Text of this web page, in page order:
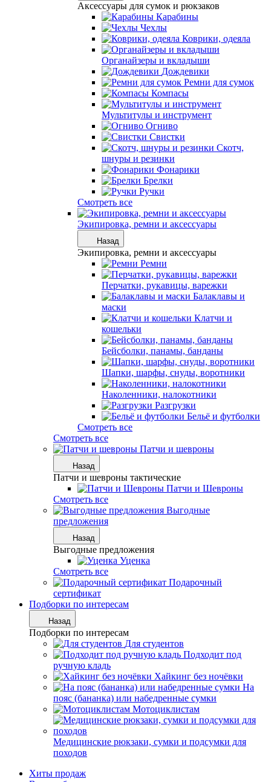
Аксессуары для сумок и рюкзаков
Карабины
Чехлы
Коврики, одеяла
Органайзеры и вкладыши
Дождевики
Ремни для сумок
Компасы
Мультитулы и инструмент
Огниво
Свистки
Скотч,
шнуры и резинки
Фонарики
Брелки
Ручки
Смотреть все
Экипировка, ремни и аксессуары
Назад
Экипировка, ремни и аксессуары
Ремни
Перчатки, рукавицы, варежки
Балаклавы и
маски
Клатчи и
кошельки
Бейсболки, панамы, банданы
Шапки, шарфы, снуды, воротники
Наколенники, налокотники
Разгрузки
Бельё и футболки
Смотреть все
Смотреть все
Патчи и шевроны
Назад
Патчи и шевроны тактические
Патчи и Шевроны
Смотреть все
Выгодные
предложения
Назад
Выгодные предложения
Уценка
Смотреть все
Подарочный
сертификат
Подборки по интересам
Назад
Подборки по интересам
Для студентов
Подходит под
ручную кладь
Хайкинг без ночёвки
На
пояс (бананка) или набедренные сумки
Мотоциклистам
Медицинские рюкзаки, сумки и подсумки для
походов
Хиты продаж